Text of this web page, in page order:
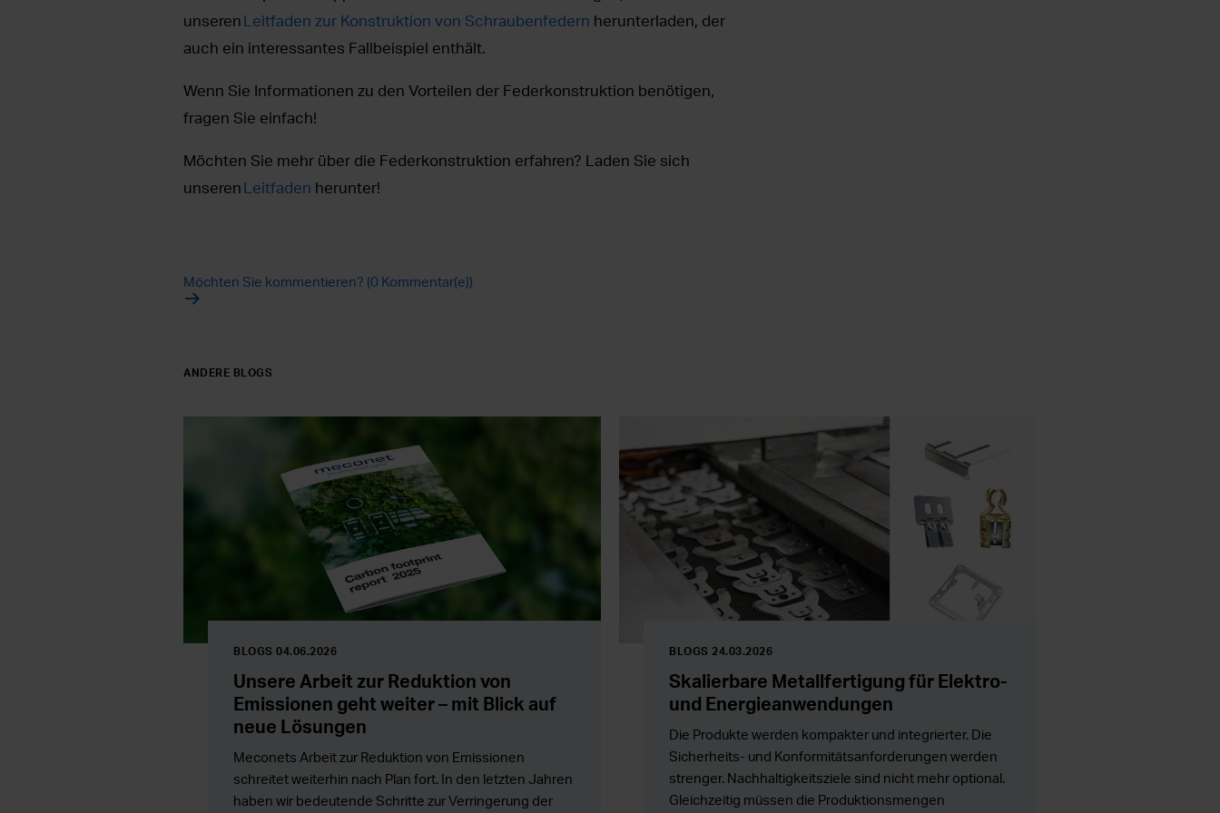
unserenLeitfaden zur Konstruktion von Schraubenfedern herunterladen, der
auch ein interessantes Fallbeispiel enthält.
Wenn Sie Informationen zu den Vorteilen der Federkonstruktion benötigen,
fragen Sie einfach!
Möchten Sie mehr über die Federkonstruktion erfahren? Laden Sie sich
unserenLeitfaden herunter!
Möchten Sie kommentieren? (0 Kommentar(e))
ANDERE BLOGS
BLOGS 04.06.2026
Unsere Arbeit zur Reduktion von
Emissionen geht weiter – mit Blick auf
neue Lösungen
Meconets Arbeit zur Reduktion von Emissionen
schreitet weiterhin nach Plan fort. In den letzten Jahren
haben wir bedeutende Schritte zur Verringerung der
BLOGS 24.03.2026
Skalierbare Metallfertigung für Elektro-
und Energieanwendungen
Die Produkte werden kompakter und integrierter. Die
Sicherheits- und Konformitätsanforderungen werden
strenger. Nachhaltigkeitsziele sind nicht mehr optional.
Gleichzeitig müssen die Produktionsmengen